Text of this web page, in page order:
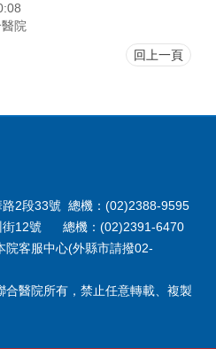
院
回上一頁
2段33號 總機：(02)2388-9595
街12號 總機：(02)2391-6470
院客服中心(外縣市請撥02-
醫院所有，禁止任意轉載、複製